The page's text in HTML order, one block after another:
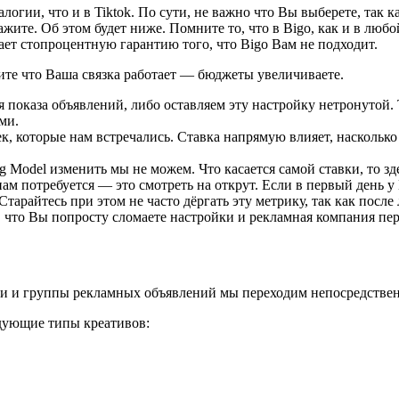
что и в Tiktok. По сути, не важно что Вы выберете, так
Об этом будет ниже. Помните то, что в Bigo, как и в
стопроцентную гарантию того, что Bigo Вам не подходит.
что Ваша связка работает — бюджеты увеличиваете.
объявлений, либо оставляем эту настройку
нам встречались. Ставка напрямую влияет,
изменить мы не можем. Что касается самой ставки, то
потребуется — это смотреть на открут. Если в первый
при этом не часто дёргать эту метрику, так как
Вы попросту сломаете настройки и рекламная компания
и группы рекламных объявлений мы переходим
типы креативов: